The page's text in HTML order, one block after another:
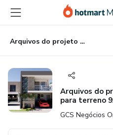
para
conteúdo
principal
para
pagamento
para
rodapé
Arquivos do projeto de Sobrado moderno para terreno 9x12 REF.188
Arquivos do
para terreno
GCS Negócios